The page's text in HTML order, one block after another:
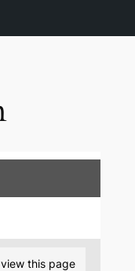
this page